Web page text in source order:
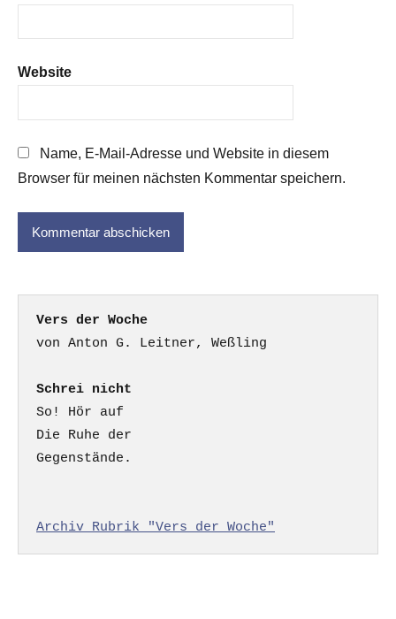
Website
Name, E-Mail-Adresse und Website in diesem
Browser für meinen nächsten Kommentar speichern.
Vers der Woche
Schrei nicht
So! Hör auf
Die Ruhe der
Gegenstände.
Archiv Rubrik "Vers der Woche"